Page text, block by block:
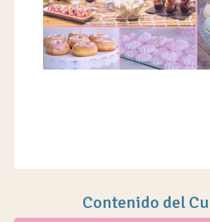
Contenido del